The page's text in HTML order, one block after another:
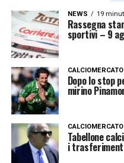
NEWS 19
Rassegna
sportivi – 9
CALCIOMERCATO
Dopo lo stop
mirino
CALCIOMERCATO
Tabellone
i